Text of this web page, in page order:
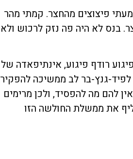
פיצוצים מהחצר. קמתי מהר
בנס לא היה פה נזק לרכוש ולא
רודף פיגוע, אינתיפאדה של
גנץ-בר לב ממשיכה להפקיר
להם מה להפסיד, ולכן מרימים
את ממשלת החולשה הזו